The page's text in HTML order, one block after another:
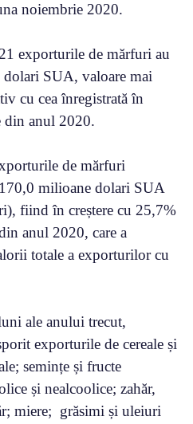
noiembrie 2020.
exporturile de mărfuri au
SUA, valoare mai
cu cea înregistrată în
din anul 2020.
de mărfuri
milioane dolari SUA
fiind în creștere cu 25,7%
anul 2020, care a
totale a exporturilor cu
ale anului trecut,
exporturile de cereale și
semințe și fructe
și nealcoolice; zahăr,
miere; grăsimi și uleiuri